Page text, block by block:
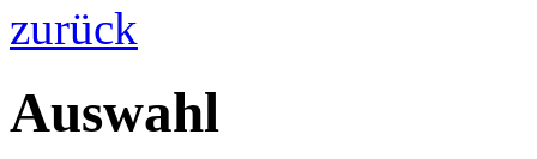
zurück
Auswahl